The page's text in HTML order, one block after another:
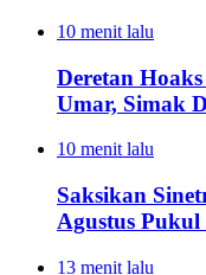
10 menit lalu
Deretan
Umar, Simak
10 menit lalu
Saksikan
Agustus
13 menit lalu